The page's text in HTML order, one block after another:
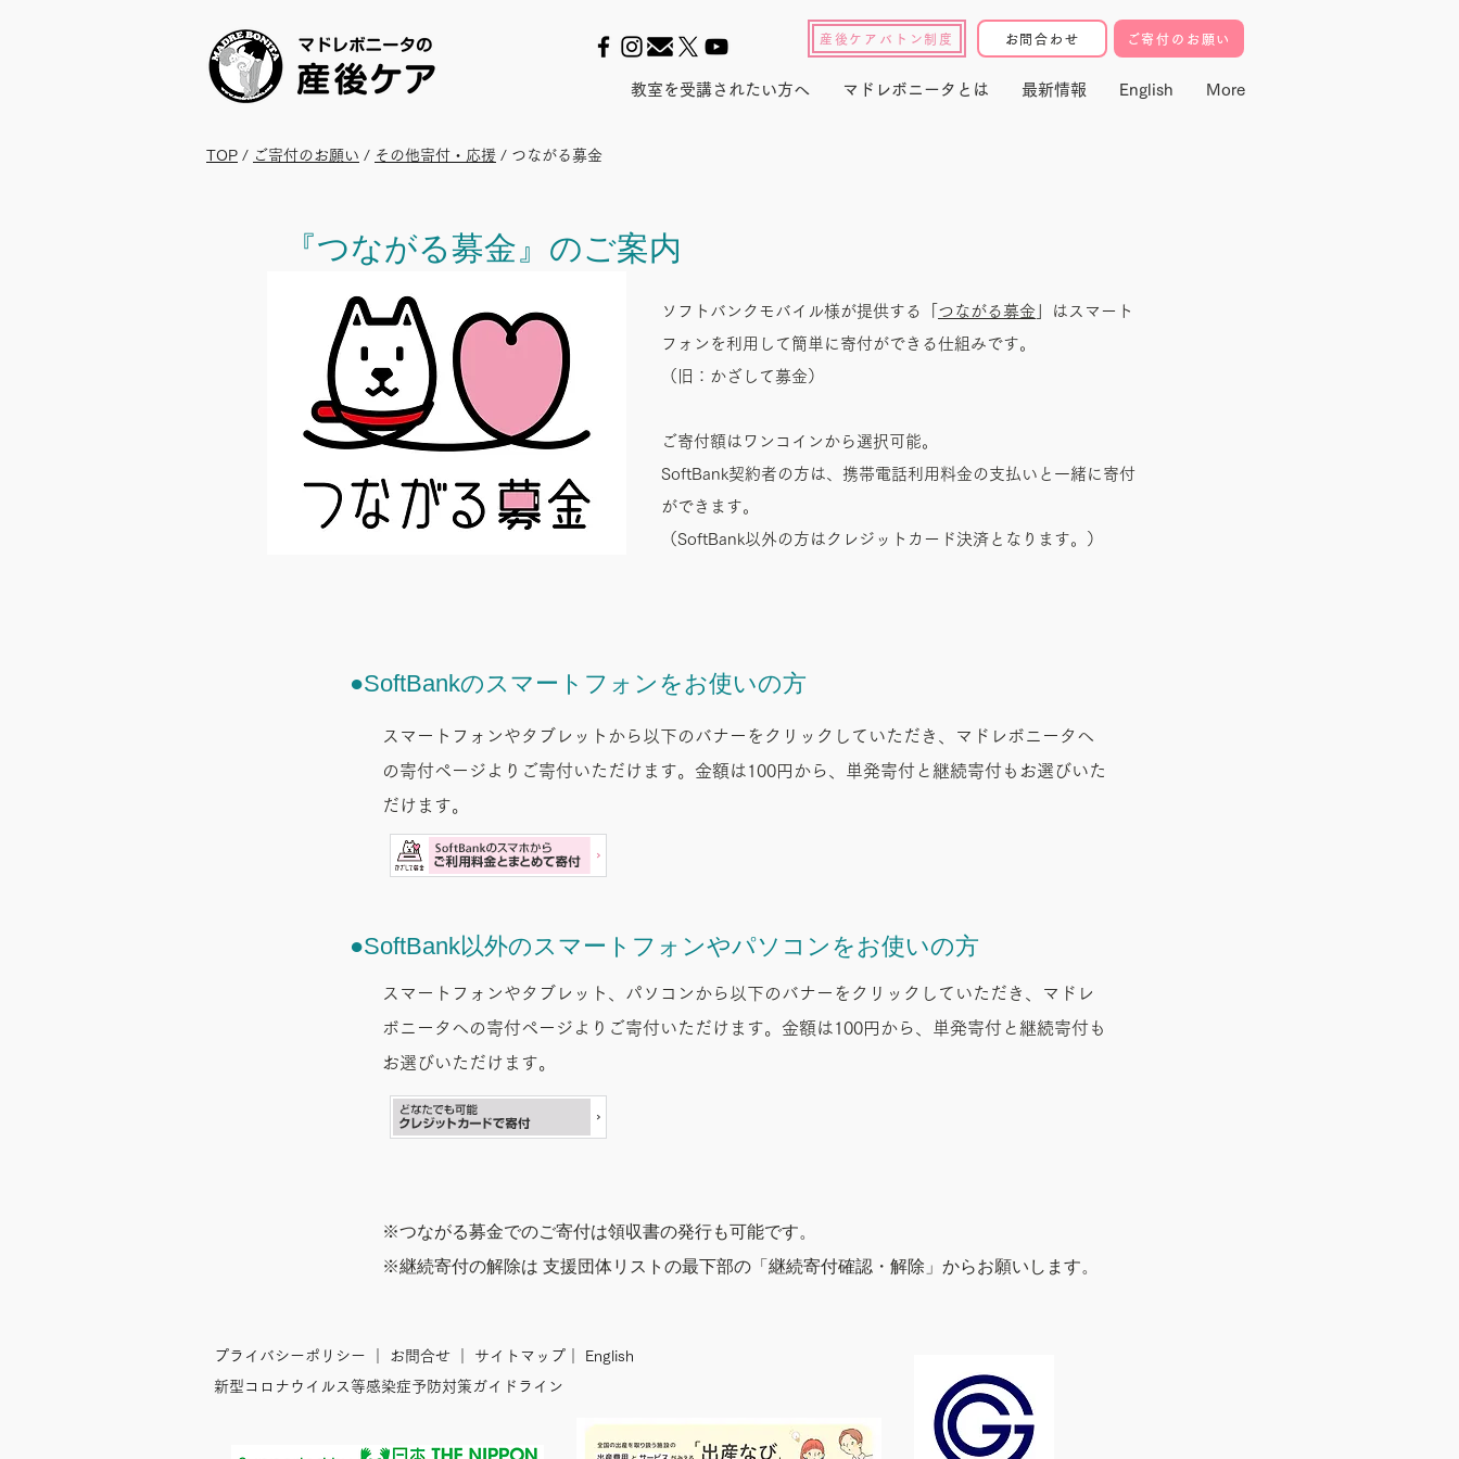
お問合わせ ご寄付のお願い
教室を受講されたい方へ マドレボニータとは 最新情報 English More
産後ケアバトン制度
TOP / ご寄付のお願い / その他寄付・応援 / つながる募金
『つながる募金』のご案内
ソフトバンクモバイル様が提供する「 つながる募金 」はスマート
フォンを利用して簡単に寄付ができる仕組みです。
（旧：かざして募金）
ご寄付額はワンコインから選択可能。
SoftBank契約者の方は、携帯電話利用料金の支払いと一緒に寄付
ができます。
（SoftBank以外の方はクレジットカード決済となります。）
●SoftBankのスマートフォンをお使いの方
スマートフォンやタブレットから以下のバナーをクリックしていただき、マドレボニータへ
の寄付ページよりご寄付いただけます。金額は100円から、単発寄付と継続寄付もお選びいた
だけます。
●SoftBank以外のスマートフォンやパソコンをお使いの方
スマートフォンやタブレット、パソコンから以下のバナーをクリックしていただき、マドレ
ボニータへの寄付ページよりご寄付いただけます。金額は100円から、単発寄付と継続寄付も
お選びいただけます。
※つながる募金でのご寄付は領収書の発行も可能です。
※継続寄付の解除は 支援団体リストの最下部の「継続寄付確認・解除」からお願いします。
プライバシーポリシー お問合せ サイトマップ
English
新型コロナウイルス等感染症予防対策ガイドライン